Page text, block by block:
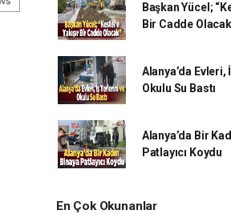
Başkan Yücel;
Bir Cadde
Alanya’da Evleri,
Okulu Su Bastı
Alanya’da Bir
Patlayıcı Koydu
En Çok Okunanlar